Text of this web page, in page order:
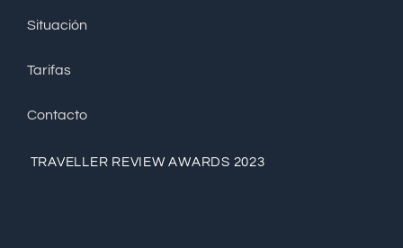
Situación
Tarifas
Contacto
TRAVELLER REVIEW AWARDS 2023